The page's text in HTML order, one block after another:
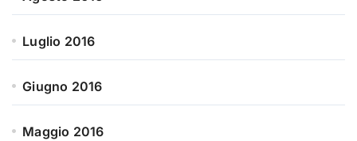
Luglio 2016
Giugno 2016
Maggio 2016